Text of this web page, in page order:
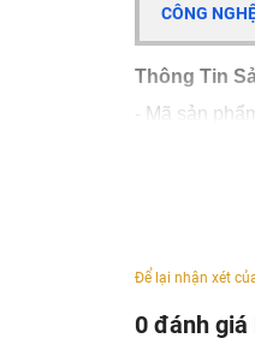
CÔNG
Thông Tin
- Mã sản
- Tốc độ dòng
- Mạ: chrome
- Sản xuất
Để lại nhận xét
0 đánh giá